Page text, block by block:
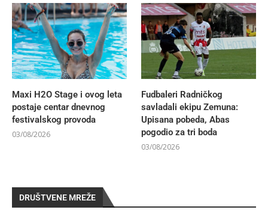
Maxi H2O Stage i ovog leta
postaje centar dnevnog
festivalskog provoda
03/08/2026
Fudbaleri Radničkog
savladali ekipu Zemuna:
Upisana pobeda, Abas
pogodio za tri boda
03/08/2026
DRUŠTVENE MREŽE